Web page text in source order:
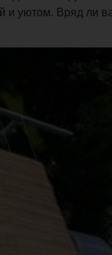
и уютом. Вряд ли